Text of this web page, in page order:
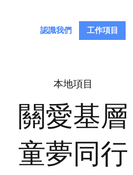
認識我們 工作項目
本地項目
關愛基層
童夢同行